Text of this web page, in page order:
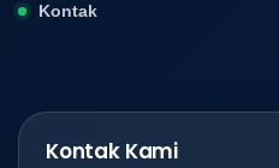
Kontak
Kontak Kami